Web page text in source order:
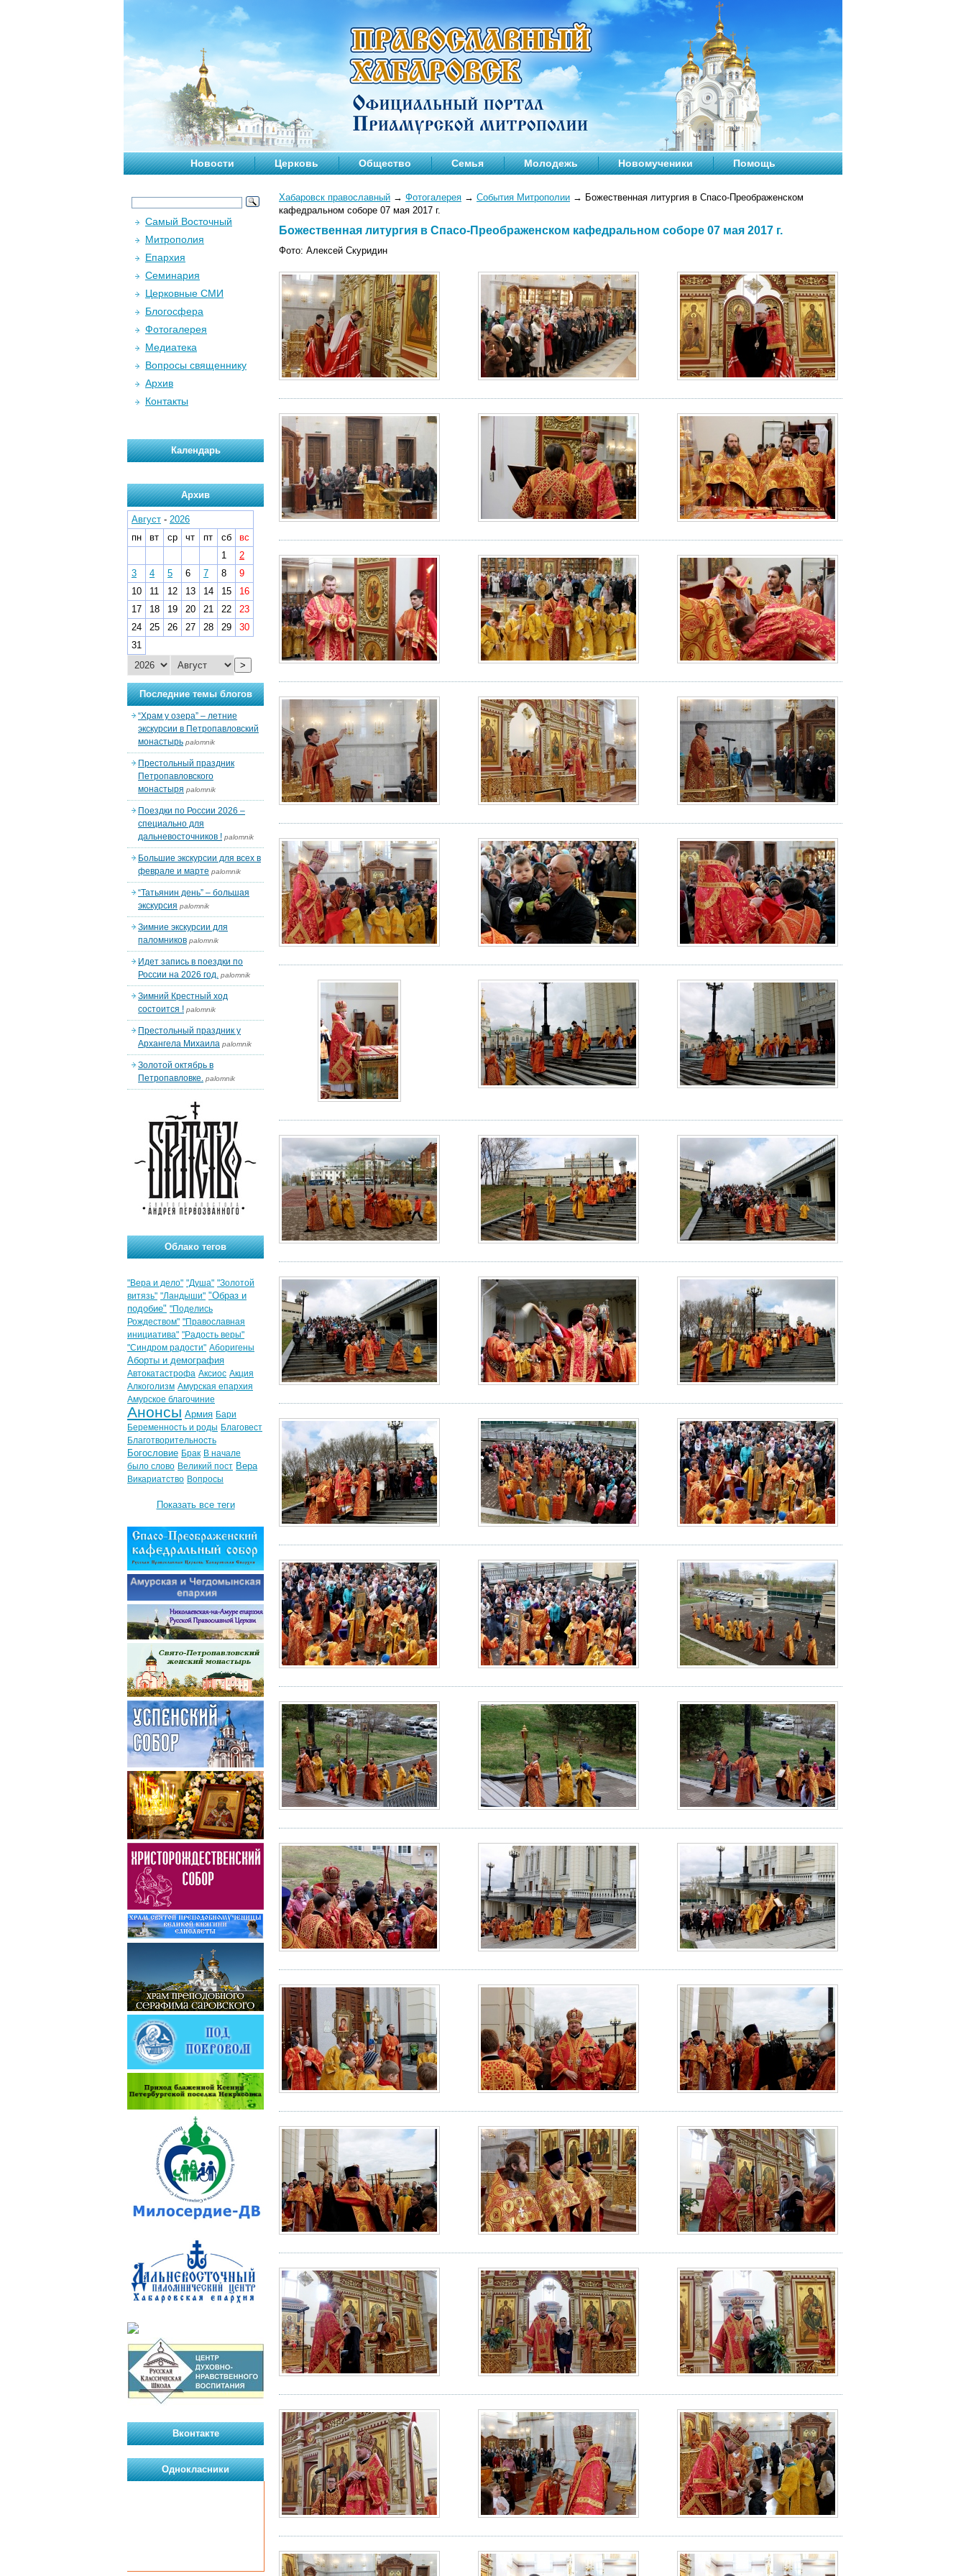
Новости Церковь Общество Семья Молодежь Новомученики Помощь
Хабаровск православный → Фотогалерея → События Митрополии → Божественная литургия в Спасо-Преображенском
кафедральном соборе 07 мая 2017 г.
Божественная литургия в Спасо-Преображенском кафедральном соборе 07 мая 2017 г.
Фото: Алексей Скуридин
Самый Восточный
Митрополия
Епархия
Семинария
Церковные СМИ
Блогосфера
Фотогалерея
Медиатека
Вопросы священнику
Архив
Контакты
Календарь
Архив
Август - 2026
пн
вт ср чт пт сб
вс
1
2
3
4 5 6 7 8
9
10
11 12 13 14 15
16
17
18 19 20 21 22
23
24
25 26 27 28 29
30
31
>
Последние темы блогов
“Храм у озера” – летние
экскурсии в Петропавловский
монастырь palomnik
Престольный праздник
Петропавловского
монастыря palomnik
Поездки по России 2026 –
специально для
дальневосточников ! palomnik
Большие экскурсии для всех в
феврале и марте palomnik
“Татьянин день” – большая
экскурсия palomnik
Зимние экскурсии для
паломников palomnik
Идет запись в поездки по
России на 2026 год. palomnik
Зимний Крестный ход
состоится ! palomnik
Престольный праздник у
Архангела Михаила palomnik
Золотой октябрь в
Петропавловке. palomnik
Облако тегов
"Вера и дело" "Душа" "Золотой
витязь" "Ландыши" "Образ и
подобие" "Поделись
Рождеством" "Православная
инициатива" "Радость веры"
"Синдром радости" Аборигены
Аборты и демография
Автокатастрофа Аксиос Акция
Алкоголизм Амурская епархия
Амурское благочиние
Анонсы Армия Бари
Беременность и роды Благовест
Благотворительность
Богословие Брак В начале
было слово Великий пост Вера
Викариатство Вопросы
Показать все теги
Вконтакте
Однокласники